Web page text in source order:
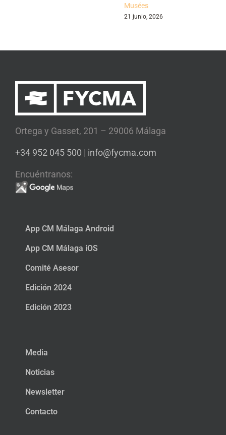
Musées
21 junio, 2026
Ortega y Gasset, 201 – 29006 Málaga
+34 952 045 500 | info@fycma.com
Encuéntranos:
App CM Málaga Android
App CM Málaga iOS
Comité Asesor
Edición 2024
Edición 2023
Media
Noticias
Newsletter
Contacto